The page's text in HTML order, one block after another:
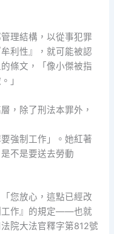
理結構，以從事犯罪
利性』，就可能被認
條文，「像小傑被指
」
，除了刑法本罪外，
強制工作」。她紅著
不是要送去勞動
您放心，這點已經改
工作』的規定——也就
院大法官釋字第812號